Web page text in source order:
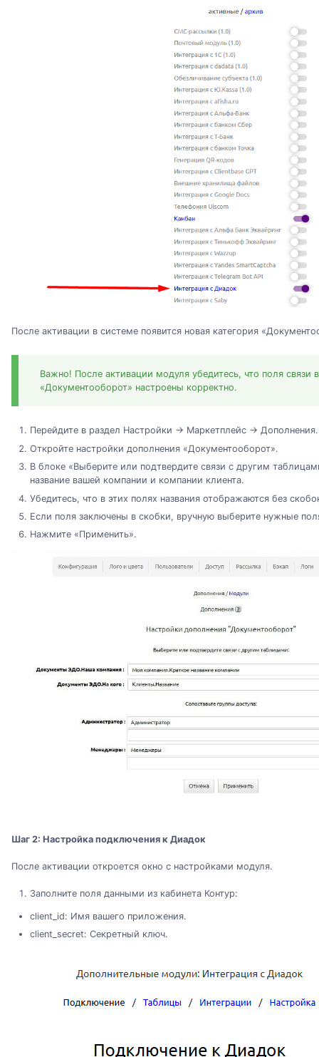
После активации в системе появится новая категория
Важно! После активации модуля убедитесь, что поля связи
«Документооборот» настроены корректно.
Перейдите в раздел Настройки → Маркетплейс → Дополнения.
Откройте настройки дополнения «Документооборот».
В блоке «Выберите или подтвердите связи с другим
название вашей компании и компании клиента.
Убедитесь, что в этих полях названия отображаются без
Если поля заключены в скобки, вручную выберите нужные
Нажмите «Применить».
Шаг 2: Настройка подключения к Диадок
После активации откроется окно с настройками модуля.
Заполните поля данными из кабинета Контур:
client_id: Имя вашего приложения.
client_secret: Секретный ключ.